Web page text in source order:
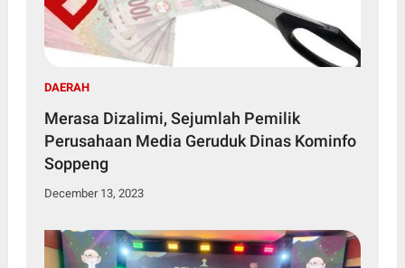
DAERAH
Merasa Dizalimi, Sejumlah Pemilik
Perusahaan Media Geruduk Dinas Kominfo
Soppeng
December 13, 2023